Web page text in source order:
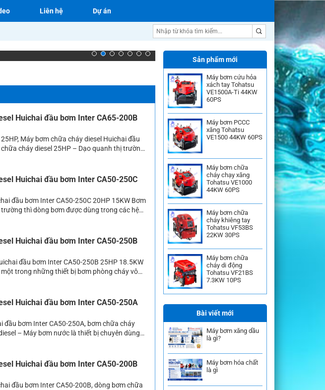
Liên hệ Dự án
Máy bơm nước Ebara
Huichai đầu bơm Inter CA65-200B
Máy bơm chữa cháy diesel Huichai đầu
cháy diesel 25HP – Dạo quanh thị trường
nhiều dòng bơm đang được sử dụng vào mục
bơm được dùng nhiều nhất phải kể […]
Huichai đầu bơm Inter CA50-250C
đầu bơm Inter CA50-250C 20HP 15KW Bơm
thì dòng bơm được dùng trong các hệ
có thể là bơm điện, bơm diesel hoặc bơm
bơm điện phải dùng ở những nơi có […]
Huichai đầu bơm Inter CA50-250B
đầu bơm Inter CA50-250B 25HP 18.5KW
trong những thiết bị bơm phòng cháy vô
tin dùng vào các hệ thống bom phòng cháy,
rất nhiều model bơm. Dòng bơm này sử dụng
Huichai đầu bơm Inter CA50-250A
đầu bơm Inter CA50-250A, bơm chữa cháy
– Máy bơm nước là thiết bị chuyên dùng
động sản xuất thương mại,bơm thủy lợi,
rất nhiều dòng sản phẩm bơm công suất lớn
Huichai đầu bơm Inter CA50-200B
đầu bơm Inter CA50-200B, dòng bơm chữa
Sản phẩm mới
Máy bơm cứu hỏa
xách tay Tohatsu
VE1500A-Ti 44KW
60PS
Máy bơm PCCC
xăng Tohatsu
VE1500 44KW 60PS
Máy bơm chữa
cháy chạy xăng
Tohatsu VE1000
44KW 60PS
Máy bơm chữa
cháy khiêng tay
Tohatsu VF53BS
22KW 30PS
Máy bơm chữa
cháy di động
Tohatsu VF21BS
7.3KW 10PS
Bài viết mới
Máy bơm xăng dầu
là gì?
Máy bơm hóa chất
là gì